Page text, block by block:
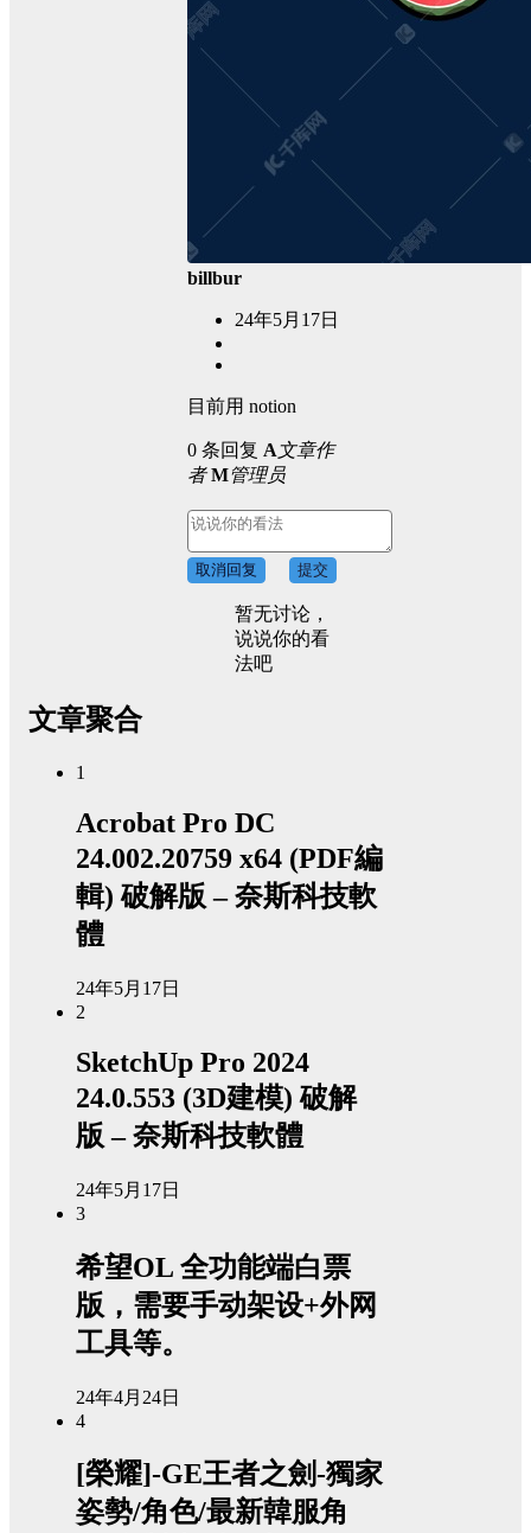
billbur
24年5月17日
目前用 notion
0 条回复 A文章作
者 M管理员
取消回复 提交
暂无讨论，
说说你的看
法吧
文章聚合
1
Acrobat Pro DC
24.002.20759 x64 (PDF編
輯) 破解版 – 奈斯科技軟
體
24年5月17日
2
SketchUp Pro 2024
24.0.553 (3D建模) 破解
版 – 奈斯科技軟體
24年5月17日
3
希望OL 全功能端白票
版，需要手动架设+外网
工具等。
24年4月24日
4
[榮耀]-GE王者之劍-獨家
姿勢/角色/最新韓服角